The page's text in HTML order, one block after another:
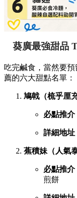
葵廣最強甜品
吃完鹹食，當然要
薦的六大甜點名單：
鳩戟（梳乎厘
必點推介
詳細地址
蕉積妹（人氣
必點推介
煎餅